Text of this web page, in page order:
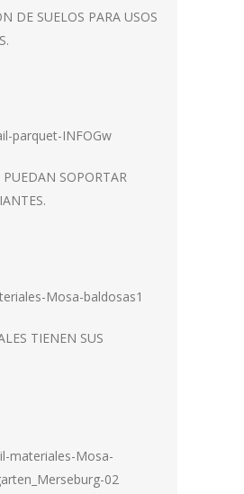
DE SUELOS PARA USOS
PUEDAN SOPORTAR
TIENEN SUS